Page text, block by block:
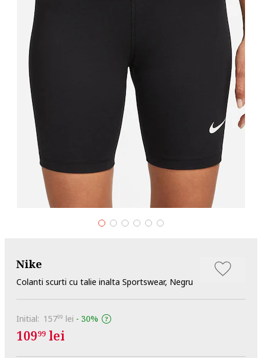
Nike
Colanti scurti cu talie inalta Sportswear, Negru
Initial: 15799 lei - 30%
10999 lei